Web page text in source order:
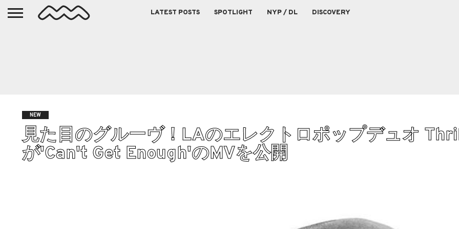
LATEST POSTS SPOTLIGHT NYP / DL DISCOVERY
NEW
見た目のグルーヴ！LAのエレクトロポップデュオ
が'Can't Get Enough'のMVを公開